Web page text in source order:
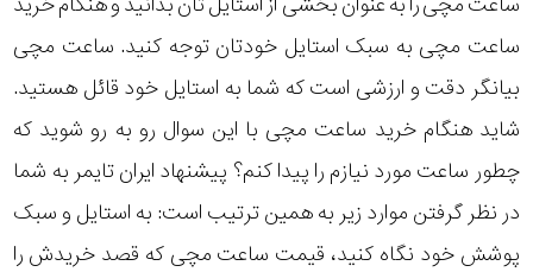
ساعت مچی به سبک استایل خودتان توجه کنید. ساعت مچی
بیانگر دقت و ارزشی است که شما به استایل خود قائل هستید.
شاید هنگام خرید ساعت مچی با این سوال رو به رو شوید که
چطور ساعت مورد نیازم را پیدا کنم؟ پیشنهاد ایران تایمر به شما
در نظر گرفتن موارد زیر به همین ترتیب است: به استایل و سبک
پوشش خود نگاه کنید، قیمت ساعت مچی که قصد خریدش را